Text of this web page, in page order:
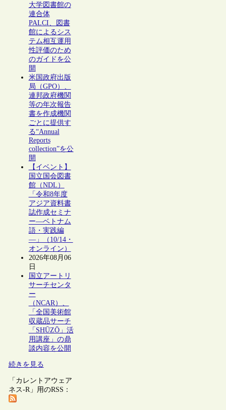
大学図書館の
連合体
PALCI、図書
館によるシス
テム相互運用
性評価のため
のガイドを公
開
米国政府出版
局（GPO）、
連邦政府機関
等の年次報告
書を作成機関
ごとに提供す
る“Annual
Reports
collection”を公
開
【イベント】
国立国会図書
館（NDL）
「令和8年度
アジア資料書
誌作成セミナ
ー―ベトナム
語・実践編
―」（10/14・
オンライン）
2026年08月06
日
国立アートリ
サーチセンタ
ー
（NCAR）、
「全国美術館
収蔵品サーチ
「SHŪZŌ」活
用講座」の鼎
談内容を公開
続きを見る
「カレントアウェア
ネス-R」用のRSS：